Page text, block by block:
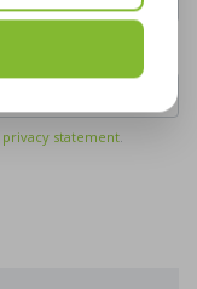
privacy statement.